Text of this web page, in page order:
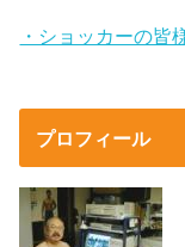
・ショッカーの皆
プロフィール